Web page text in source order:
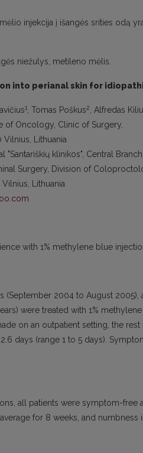
injekcija į išangės srities odą
niežulys, metileno mėlis.
into perianal skin for
1, Tomas Poškus2, Alfredas
of Oncology, Clinic of Surgery,
Vilnius, Lithuania
"Santariškių klinikos", Central Branch,
Surgery, Division of
Lithuania
with 1% methylene blue
(September 2004 to August
were treated with 1%
on an outpatient setting, the
days (range 1 to 5 days).
all patients were symptom-free
for 8 weeks, and numbness